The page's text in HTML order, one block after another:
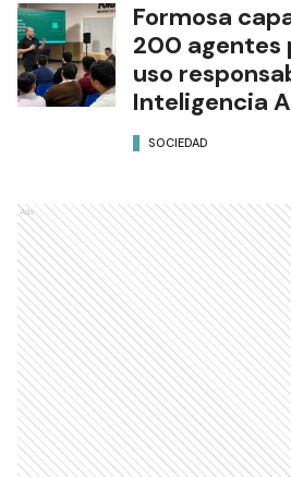
Formosa
200 agentes
uso
Inteligencia
SOCIEDAD
Ads